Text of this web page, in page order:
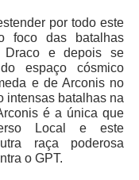
por todo este
foco das batalhas
Draco e depois se
espaço cósmico
e de Arconis no
intensas batalhas na
é a única que
Local e este
raça poderosa
o GPT.